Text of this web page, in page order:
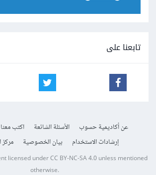
تابعنا على
عن أكاديمية حسوب الأسئلة الشائعة اكتب معنا
إرشادات الاستخدام
بيان الخصوصية مركز
licensed underCC BY-NC-SA 4.0unless mentioned
otherwise.